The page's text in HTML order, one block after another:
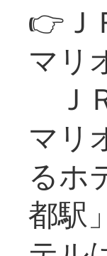
👉Ｊ
マリ
Ｊ
マリ
るホ
都駅